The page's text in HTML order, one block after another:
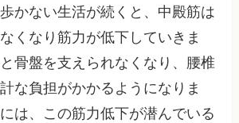
かない生活が続くと、中殿筋は
くなり筋力が低下していきま
骨盤を支えられなくなり、腰椎
な負担がかかるようになりま
は、この筋力低下が潜んでいる